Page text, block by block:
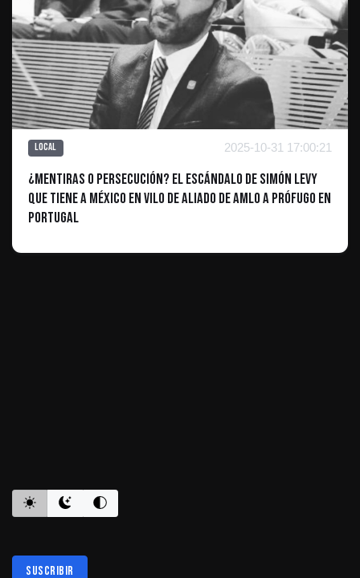
Local 2025-10-31 17:00:21
¿Mentiras o persecución? El escándalo de Simón Levy
que tiene a México en vilo De aliado de AMLO a prófugo en
Portugal
Suscribir